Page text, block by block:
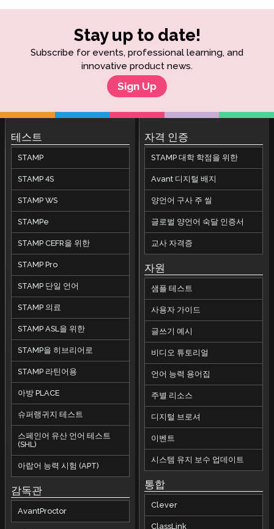
Stay up to date!
Subscribe for events, professional learning, and
innovative product news.
Sign Up
테스트
STAMP
STAMP 4S
STAMP WS
STAMPe
STAMP CEFR을 위한
STAMP Pro
STAMP 단일 언어
STAMP 의료
STAMP ASL을 위한
STAMP을 히브리어로
STAMP 라틴어용
아방 PLACE
슈퍼랭귀지 테스트
스페인어 유산 언어 테스트
(SHL)
아랍어 능력 시험 (APT)
감독관
AvantProctor
자격 인증
STAMP 대학 학점을 위한
Avant 디지털 배지
양언어 구사 주 씰
글로벌 양언어 숙달 인증서
교사 자격증
자원
샘플 테스트
사용자 가이드
글쓰기 예시
비디오 튜토리얼
언어 능력 용어집
주별 리소스
디지털 브로셔
이벤트
시스템 유지 보수 업데이트
통합
Clever
ClassLink